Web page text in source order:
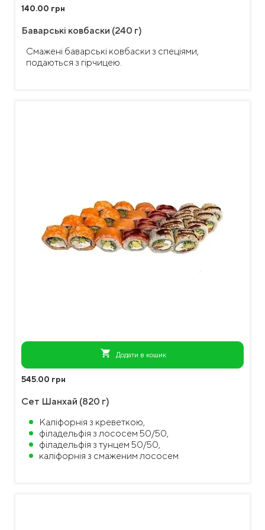
140.00 грн
Баварські ковбаски (240 г)
Смажені баварські ковбаски з спеціями,
подаються з гірчицею.
shopping_cart Додати в кошик
545.00 грн
Сет Шанхай (820 г)
Каліфорнія з креветкою,
філадельфія з лососем 50/50,
філадельфія з тунцем 50/50,
каліфорнія з смаженим лососем